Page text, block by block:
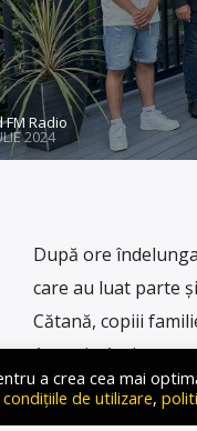
FM Radio
2024
După ore
care au luat parte
Cătană, copiii
Antonio
redați și
a crea cea mai
de utilizare,